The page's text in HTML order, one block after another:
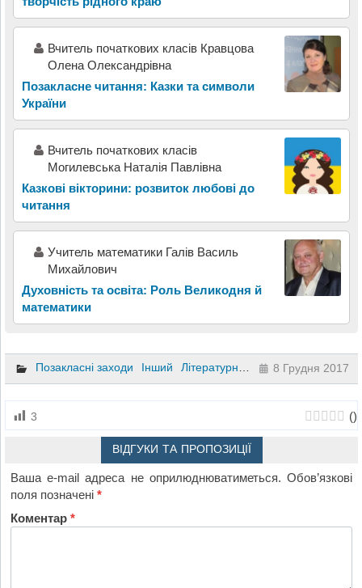
Вчитель початкових класів Кравцова
Олена Олександрівна
Позакласне читання: Казки та символи
України
Вчитель початкових класів
Могилевська Наталія Павлівна
Казкові вікторини: розвиток любові до
читання
Учитель математики Галів Василь
Михайлович
Духовність та освіта: Роль Великодня й
математики
Позакласні заходи Інший Літературне читання 4 клас
8 Грудня 2017
3 ()
ВІДГУКИ ТА ПРОПОЗИЦІЇ
Ваша e-mail адреса не оприлюднюватиметься. Обов’язкові
поля позначені*
Коментар*